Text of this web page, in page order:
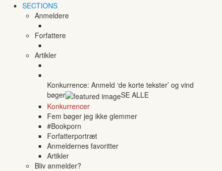
SECTIONS
Anmeldere
Forfattere
Artikler
Konkurrence: Anmeld ‘de korte tekster’ og vind
bøger
SE ALLE
Konkurrencer
Fem bøger jeg ikke glemmer
#Bookporn
Forfatterportræt
Anmeldernes favoritter
Artikler
Bliv anmelder?